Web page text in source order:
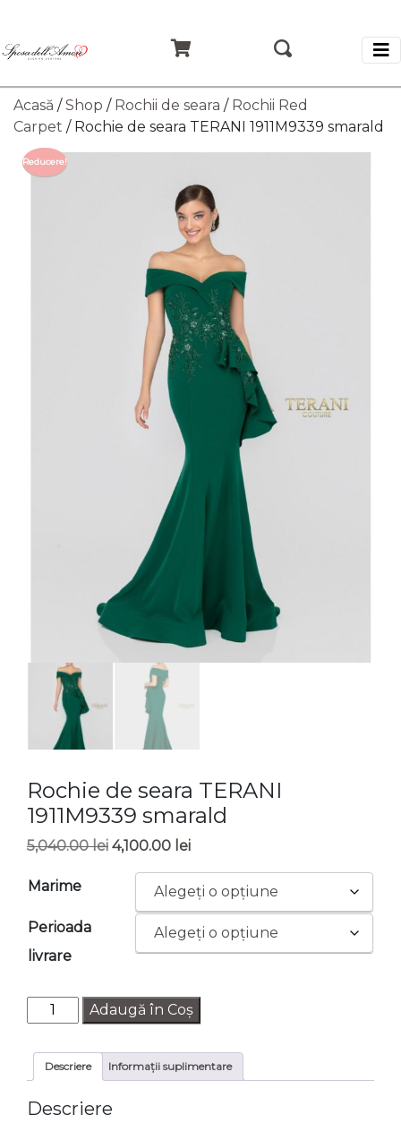
Acasă /Shop / Rochii de seara / Rochii Red
Carpet / Rochie de seara TERANI 1911M9339 smarald
Reducere!
Rochie de seara TERANI
1911M9339 smarald
5,040.00lei Prețul
fost:
5,040.00 lei.
4,100.00 leiPrețul
este:
4,100.00 lei.
Marime
Perioada
livrare
Cantitate
Rochie
de
seara
1911M9339
Adaugă în Coș
Descriere Informații suplimentare
Descriere